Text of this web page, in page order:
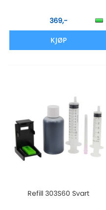
369,-
KJØP
Refill 303S60 Svart